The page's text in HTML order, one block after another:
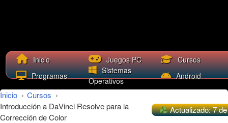
Inicio Juegos PC
Cursos
Programas
Sistemas
Operativos
Android
Inicio › Cursos ›
Introducción a DaVinci Resolve para la
Corrección de Color
Actualizado: 7